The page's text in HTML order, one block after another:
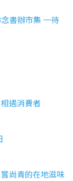
書辦市集 一待
遇消費者
尚青的在地滋味